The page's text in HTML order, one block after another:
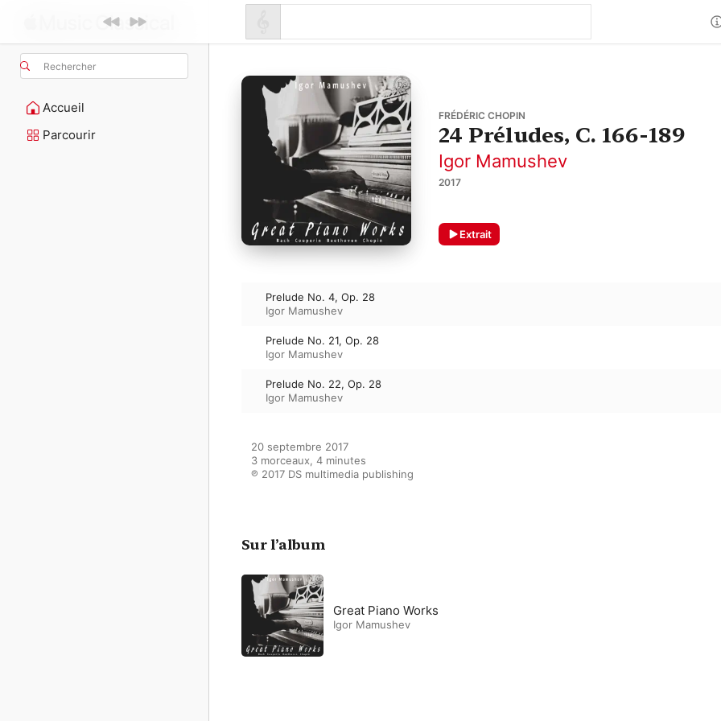
Rechercher
Accueil
Parcourir
FRÉDÉRIC CHOPIN
24 Préludes, C. 166-189
Igor Mamushev
2017
Extrait
Prelude No. 4, Op. 28
Igor Mamushev
Prelude No. 21, Op. 28
Igor Mamushev
Prelude No. 22, Op. 28
Igor Mamushev
20 septembre 2017
3 morceaux, 4 minutes
℗ 2017 DS multimedia publishing
Sur l’album
Great Piano Works
Igor Mamushev